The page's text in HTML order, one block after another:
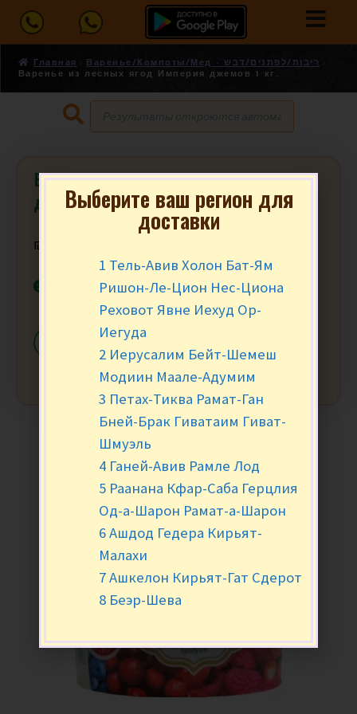
Главная
Варенье/Компоты/Мед - ריבות/לפתנים/דבש
Варенье из лесных ягод Империя джемов 1 кг.
Варенье из лесных ягод Империя
джемов 1 кг.
₪
В наличии
+
Выберите ваш регион для
доставки
1 Тель-Авив Холон Бат-Ям
Ришон-Ле-Цион Нес-Циона
Реховот Явне Иехуд Ор-
Иегуда
2 Иерусалим Бейт-Шемеш
Модиин Маале-Адумим
3 Петах-Тиква Рамат-Ган
Бней-Брак Гиватаим Гиват-
Шмуэль
4 Ганей-Авив Рамле Лод
5 Раанана Кфар-Саба Герцлия
Од-а-Шарон Рамат-а-Шарон
6 Ашдод Гедера Кирьят-
Малахи
7 Ашкелон Кирьят-Гат Сдерот
8 Беэр-Шева